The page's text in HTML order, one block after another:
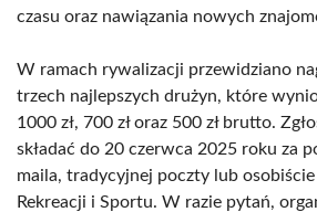
czasu oraz nawiązania nowych
W ramach rywalizacji przewidziano
trzech najlepszych drużyn, które
1000 zł, 700 zł oraz 500 zł brutto.
składać do 20 czerwca 2025 roku za
maila, tradycyjnej poczty lub
Rekreacji i Sportu. W razie pytań,